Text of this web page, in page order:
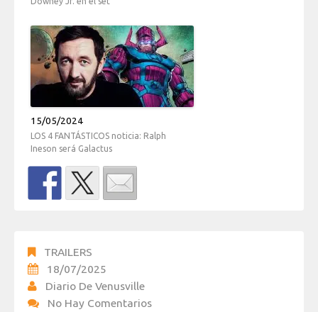
15/05/2024
LOS 4 FANTÁSTICOS noticia: Ralph
Ineson será Galactus
TRAILERS
18/07/2025
Diario De Venusville
No Hay Comentarios